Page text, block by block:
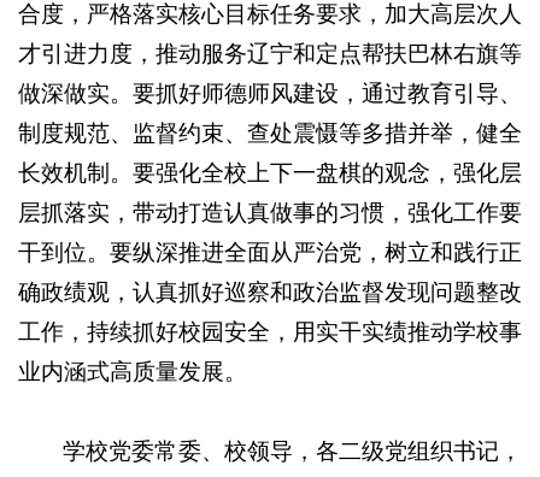
合度，严格落实核心目标任务要求，加大高层次人
才引进力度，推动服务辽宁和定点帮扶巴林右旗等
做深做实。要抓好师德师风建设，通过教育引导、
制度规范、监督约束、查处震慑等多措并举，健全
长效机制。要强化全校上下一盘棋的观念，强化层
层抓落实，带动打造认真做事的习惯，强化工作要
干到位。要纵深推进全面从严治党，树立和践行正
确政绩观，认真抓好巡察和政治监督发现问题整改
工作，持续抓好校园安全，用实干实绩推动学校事
业内涵式高质量发展。
学校党委常委、校领导，各二级党组织书记，